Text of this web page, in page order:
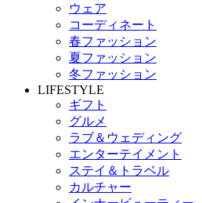
ウェア
コーディネート
春ファッション
夏ファッション
冬ファッション
LIFESTYLE
ギフト
グルメ
ラブ＆ウェディング
エンターテイメント
ステイ＆トラベル
カルチャー